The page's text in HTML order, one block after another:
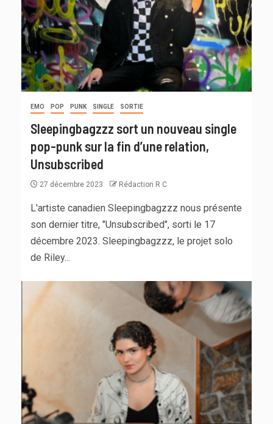
EMO POP PUNK SINGLE SORTIE
Sleepingbagzzz sort un nouveau single
pop-punk sur la fin d’une relation,
Unsubscribed
27 décembre 2023 Rédaction R C
L'artiste canadien Sleepingbagzzz nous présente
son dernier titre, "Unsubscribed", sorti le 17
décembre 2023. Sleepingbagzzz, le projet solo
de Riley...